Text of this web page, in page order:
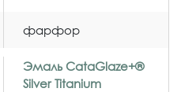
фарфор
Эмаль CataGlaze+®
Silver Titanium